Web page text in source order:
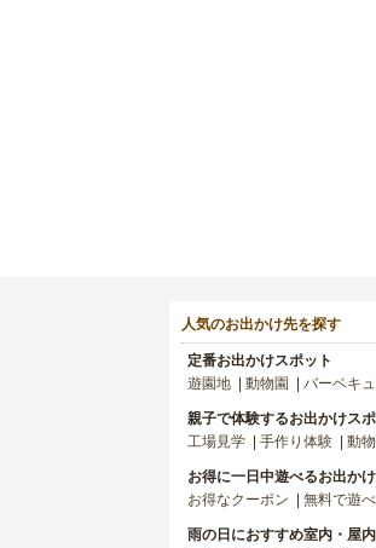
人気のお出かけ先を探す
定番お出かけスポット
遊園地
動物園 バーベキ
親子で体験するお出かけス
工場見学
手作り体験 動
お得に一日中遊べるお出か
お得なクーポン
無料で遊
雨の日におすすめ室内・屋